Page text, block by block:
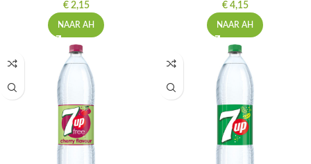
€2,15
NAAR AH
€4,15
NAAR AH